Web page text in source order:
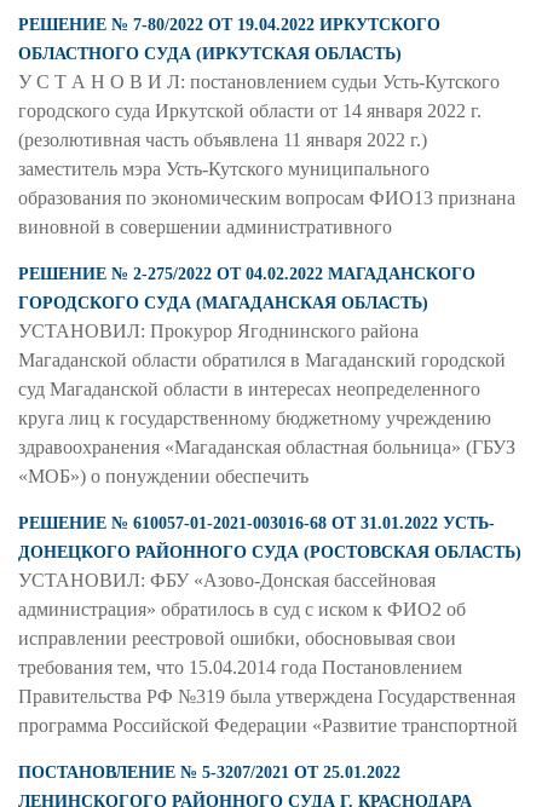
РЕШЕНИЕ № 7-80/2022 ОТ 19.04.2022 ИРКУТСКОГО
ОБЛАСТНОГО СУДА (ИРКУТСКАЯ ОБЛАСТЬ)
У С Т А Н О В И Л: постановлением судьи Усть-Кутского
городского суда Иркутской области от 14 января 2022 г.
(резолютивная часть объявлена 11 января 2022 г.)
заместитель мэра Усть-Кутского муниципального
образования по экономическим вопросам ФИО13 признана
виновной в совершении административного
РЕШЕНИЕ № 2-275/2022 ОТ 04.02.2022 МАГАДАНСКОГО
ГОРОДСКОГО СУДА (МАГАДАНСКАЯ ОБЛАСТЬ)
УСТАНОВИЛ: Прокурор Ягоднинского района
Магаданской области обратился в Магаданский городской
суд Магаданской области в интересах неопределенного
круга лиц к государственному бюджетному учреждению
здравоохранения «Магаданская областная больница» (ГБУЗ
«МОБ») о понуждении обеспечить
РЕШЕНИЕ № 610057-01-2021-003016-68 ОТ 31.01.2022 УСТЬ-
ДОНЕЦКОГО РАЙОННОГО СУДА (РОСТОВСКАЯ ОБЛАСТЬ)
УСТАНОВИЛ: ФБУ «Азово-Донская бассейновая
администрация» обратилось в суд с иском к ФИО2 об
исправлении реестровой ошибки, обосновывая свои
требования тем, что 15.04.2014 года Постановлением
Правительства РФ №319 была утверждена Государственная
программа Российской Федерации «Развитие транспортной
ПОСТАНОВЛЕНИЕ № 5-3207/2021 ОТ 25.01.2022
ЛЕНИНСКОГОГО РАЙОННОГО СУДА Г. КРАСНОДАРА